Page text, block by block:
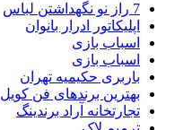
7 راز نو نگهداشتن لباس
اپلیکاتور ادرار بانوان
اسباب بازی
اسباب بازی
باربری حکیمیه تهران
بهترین برندهای فن کویل
تجارتخانه آراد برندینگ